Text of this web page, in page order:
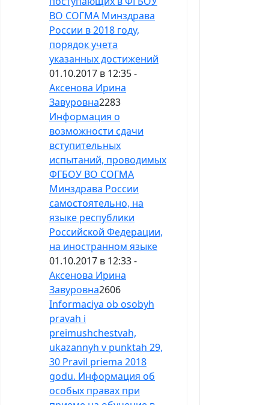
ВО СОГМА Минздрава
России в 2018 году,
порядок учета
указанных достижений
01.10.2017 в 12:35 -
Аксенова Ирина
Завуровна2283
Информация о
возможности сдачи
вступительных
испытаний, проводимых
ФГБОУ ВО СОГМА
Минздрава России
самостоятельно, на
языке республики
Российской Федерации,
на иностранном языке
01.10.2017 в 12:33 -
Аксенова Ирина
Завуровна2606
Informaciya ob osobyh
pravah i
preimushchestvah,
ukazannyh v punktah 29,
30 Pravil priema 2018
godu. Информация об
особых правах при